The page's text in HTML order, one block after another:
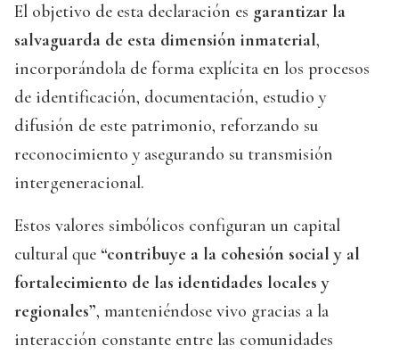
El objetivo de esta declaración es garantizar la
salvaguarda de esta dimensión inmaterial,
incorporándola de forma explícita en los procesos
de identificación, documentación, estudio y
difusión de este patrimonio, reforzando su
reconocimiento y asegurando su transmisión
intergeneracional.
Estos valores simbólicos configuran un capital
cultural que “contribuye a la cohesión social y al
fortalecimiento de las identidades locales y
regionales”, manteniéndose vivo gracias a la
interacción constante entre las comunidades